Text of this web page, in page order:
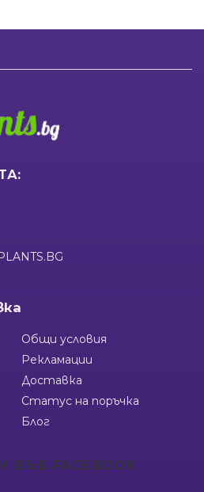
Общи условия
Рекламации
Доставка
Статус на поръчка
Блог
FACEBOOK